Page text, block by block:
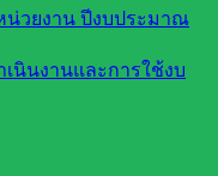
วยงาน ปีงบประมาณ
นินงานและการใช้งบ